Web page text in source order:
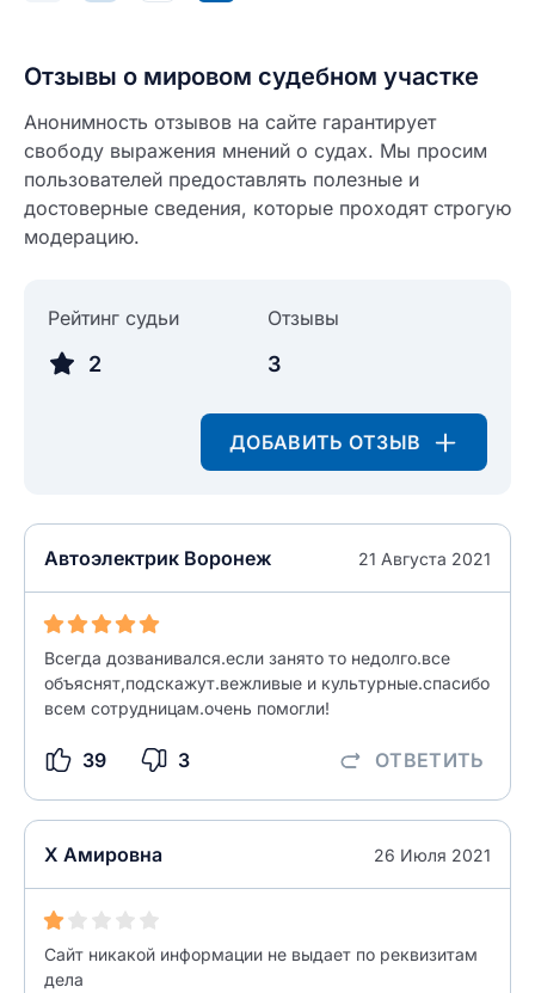
Отзывы о мировом судебном участке
Анонимность отзывов на сайте гарантирует
свободу выражения мнений о судах. Мы просим
пользователей предоставлять полезные и
достоверные сведения, которые проходят строгую
модерацию.
Рейтинг судьи
2
Отзывы
3
ДОБАВИТЬ ОТЗЫВ
Автоэлектрик Воронеж 21 Августа 2021
Всегда дозванивался.если занято то недолго.все
объяснят,подскажут.вежливые и культурные.спасибо
всем сотрудницам.очень помогли!
39 3 ОТВЕТИТЬ
Х Амировна 26 Июля 2021
Сайт никакой информации не выдает по реквизитам
дела
Текст отзыва
Как вы оцените судебный участок?
разрешить публикацию отзыва
ОСТАВИТЬ ОТЗЫВ
Введите свой номер телефона
Ответ на отзыв
разрешить публикацию отзыва
ОСТАВИТЬ ОТЗЫВ
Название населенного пункта